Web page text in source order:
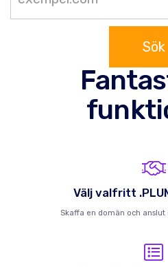
Sök
Välj valfritt
Skaffa en domän och